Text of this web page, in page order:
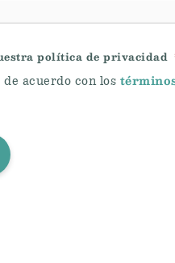
política de privacidad
acuerdo con los